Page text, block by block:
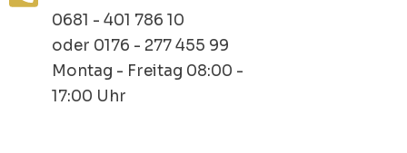
0681 - 401 786 10
oder 0176 - 277 455 99
Montag - Freitag 08:00 -
17:00 Uhr